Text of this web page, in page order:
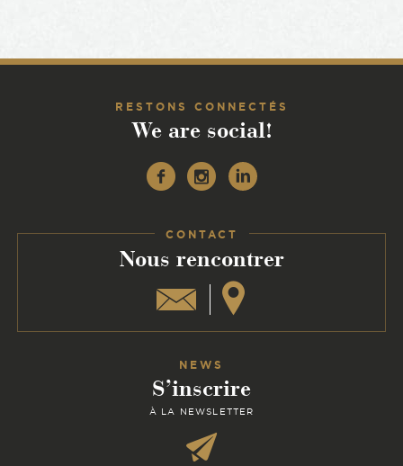
RESTONS CONNECTÉS
We are social!
CONTACT
Nous rencontrer
NEWS
S’inscrire
À LA NEWSLETTER